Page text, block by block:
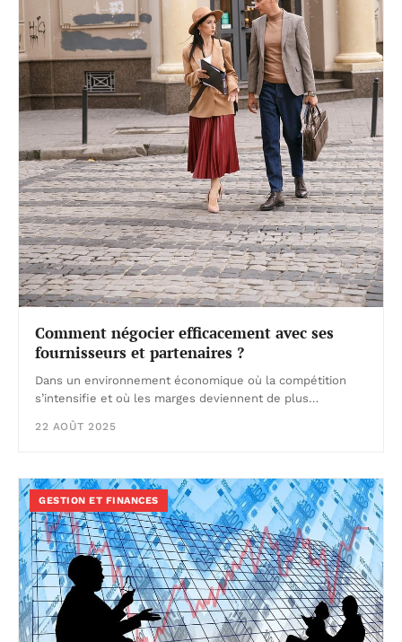
Comment négocier efficacement avec ses
fournisseurs et partenaires ?
Dans un environnement économique où la compétition
s’intensifie et où les marges deviennent de plus…
22 AOÛT 2025
GESTION ET FINANCES